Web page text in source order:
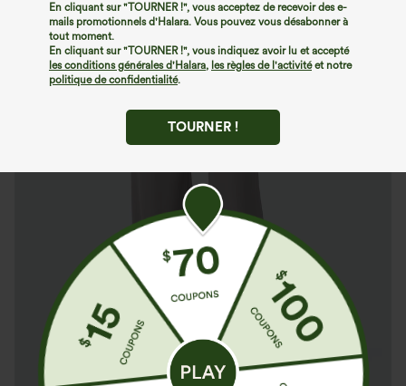
En cliquant sur "TOURNER !", vous acceptez de recevoir des e-
mails promotionnels d'Halara. Vous pouvez vous désabonner à
tout moment.
En cliquant sur "TOURNER !", vous indiquez avoir lu et accepté
les conditions générales d'Halara, les règles de l'activitéet notre
politique de confidentialité.
TOURNER !